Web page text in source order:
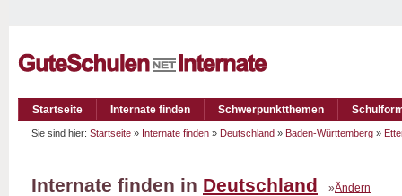
Startseite Internate finden Schwerpunktthemen
Sie sind hier: Startseite » Internate finden » Deutschland » Baden-Württemberg »
Internate finden in Deutschland »Ändern